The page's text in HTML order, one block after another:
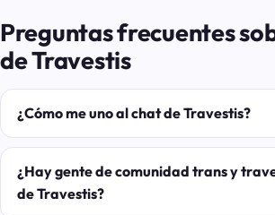
Preguntas frecuentes
de Travestis
¿Cómo me uno al chat de Travestis?
¿Hay gente de comunidad trans y
de Travestis?